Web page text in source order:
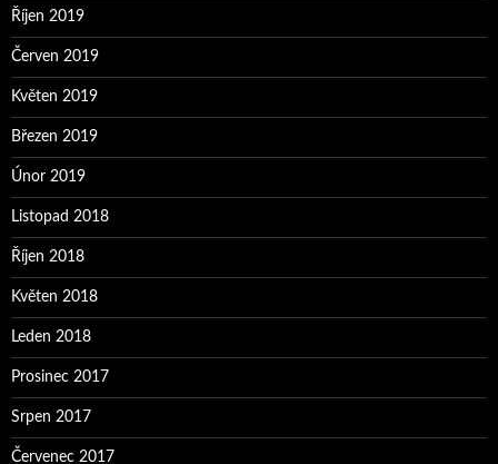
Říjen 2019
Červen 2019
Květen 2019
Březen 2019
Únor 2019
Listopad 2018
Říjen 2018
Květen 2018
Leden 2018
Prosinec 2017
Srpen 2017
Červenec 2017